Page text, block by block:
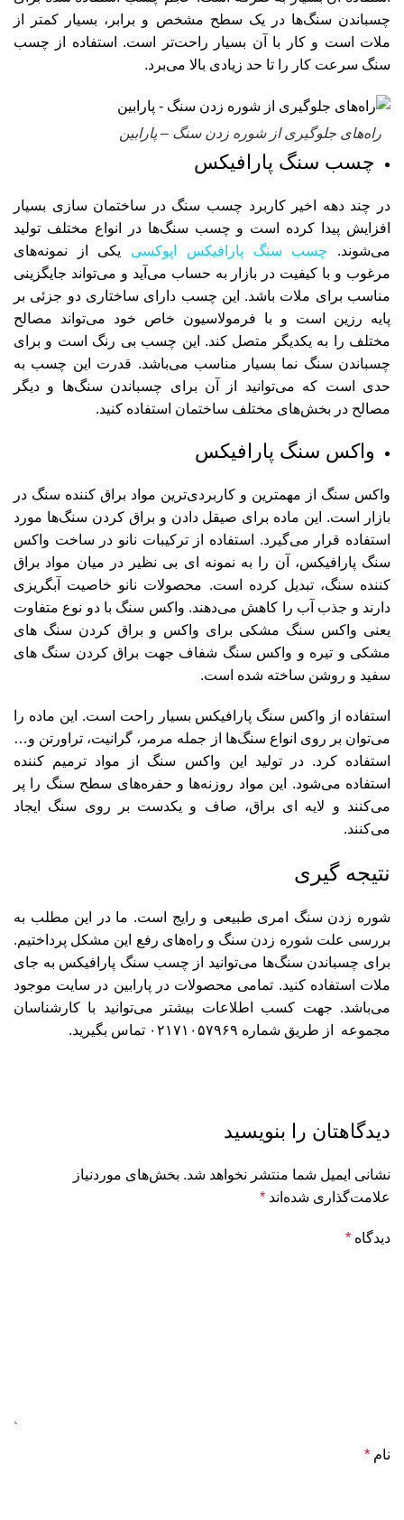
چسباندن سنگ‌ها در یک سطح مشخص و برابر، بسیار کمتر از
ملات است و کار با آن بسیار راحت‌تر است. استفاده از چسب
سنگ سرعت کار را تا حد زیادی بالا می‌برد.
راه‌های جلوگیری از شوره زدن سنگ – پارابین
چسب سنگ پارافیکس
در چند دهه اخیر کاربرد چسب سنگ در ساختمان سازی بسیار
افزایش پیدا کرده است و چسب سنگ‌ها در انواع مختلف تولید
می‌شوند. چسب سنگ پارافیکس اپوکسی یکی از نمونه‌های
مرغوب و با کیفیت در بازار به حساب می‌آید و می‌تواند جایگزینی
مناسب برای ملات باشد. این چسب دارای ساختاری دو جزئی بر
پایه رزین است و با فرمولاسیون خاص خود می‌تواند مصالح
مختلف را به یکدیگر متصل کند. این چسب بی رنگ است و برای
چسباندن سنگ نما بسیار مناسب می‌باشد. قدرت این چسب به
حدی است که می‌توانید از آن برای چسباندن سنگ‌ها و دیگر
مصالح در بخش‌های مختلف ساختمان استفاده کنید.
واکس سنگ پارافیکس
واکس سنگ از مهمترین و کاربردی‌ترین مواد براق کننده سنگ در
بازار است. این ماده برای صیقل دادن و براق کردن سنگ‌ها مورد
استفاده قرار می‌گیرد. استفاده از ترکیبات نانو در ساخت واکس
سنگ پارافیکس، آن را به نمونه ای بی نظیر در میان مواد براق
کننده سنگ، تبدیل کرده است. محصولات نانو خاصیت آبگریزی
دارند و جذب آب را کاهش می‌دهند. واکس سنگ با دو نوع متفاوت
یعنی واکس سنگ مشکی برای واکس و براق کردن سنگ های
مشکی و تیره و واکس سنگ شفاف جهت براق کردن سنگ های
سفید و روشن ساخته شده است.
استفاده از واکس سنگ پارافیکس بسیار راحت است. این ماده را
می‌توان بر روی انواع سنگ‌ها از جمله مرمر، گرانیت، تراورتن و…
استفاده کرد. در تولید این واکس سنگ از مواد ترمیم کننده
استفاده می‌شود. این مواد روزنه‌ها و حفره‌های سطح سنگ را پر
می‌کنند و لایه ای براق، صاف و یکدست بر روی سنگ ایجاد
می‌کنند.
نتیجه گیری
شوره زدن سنگ امری طبیعی و رایج است. ما در این مطلب به
بررسی علت شوره زدن سنگ و راه‌های رفع این مشکل پرداختیم.
برای چسباندن سنگ‌ها می‌توانید از چسب سنگ پارافیکس به جای
ملات استفاده کنید. تمامی محصولات در پارابین در سایت موجود
می‌باشد. جهت کسب اطلاعات بیشتر می‌توانید با کارشناسان
مجموعه از طریق شماره ۰۲۱۷۱۰۵۷۹۶۹ تماس بگیرید.
دیدگاهتان را بنویسید
نشانی ایمیل شما منتشر نخواهد شد. بخش‌های موردنیاز
علامت‌گذاری شده‌اند *
دیدگاه *
نام *